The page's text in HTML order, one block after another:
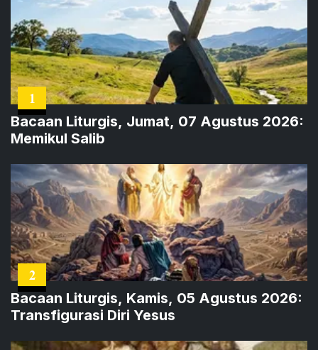
1
Bacaan Liturgis, Jumat, 07 Agustus 2026:
Memikul Salib
2
Bacaan Liturgis, Kamis, 05 Agustus 2026:
Transfigurasi Diri Yesus